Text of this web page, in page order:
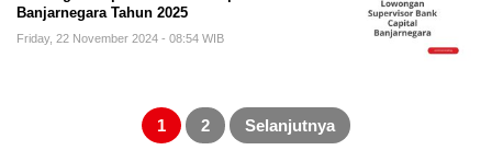
Banjarnegara Tahun 2025
Friday, 22 November 2024 - 08:54 WIB
pagination
1 2 Selanjutnya